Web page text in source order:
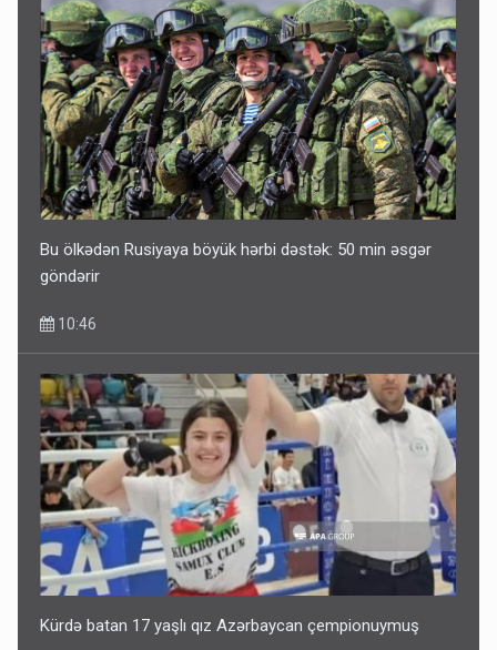
Bu ölkədən Rusiyaya böyük hərbi dəstək: 50 min əsgər
göndərir
10:46
Kürdə batan 17 yaşlı qız Azərbaycan çempionuymuş